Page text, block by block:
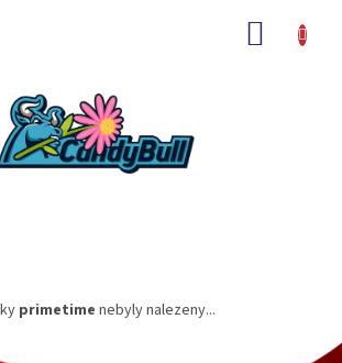
primetime nebyly nalezeny...